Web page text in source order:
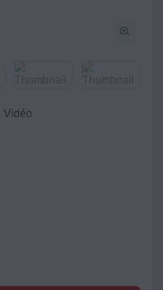
Vidéo